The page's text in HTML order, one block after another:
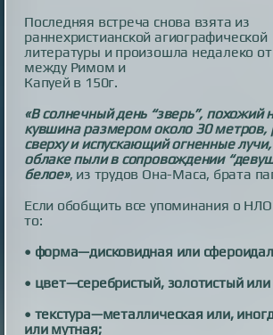
Последняя встреча снова взята из
раннехристианской агиографической
литературы и произошла недалеко
между Римом и
Капуей в 150г.
«В солнечный день “зверь”, похожий
кувшина размером около 30 метров,
сверху и испускающий огненные
облаке пыли в сопровождении
белое», из трудов Она-Маса, брата
Если обобщить все упоминания о НЛО
то:
• форма—дисковидная или
• цвет—серебристый, золотистый
• текстура—металлическая или,
или мутная;